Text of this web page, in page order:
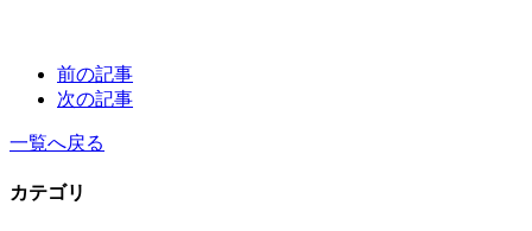
前の記事
次の記事
一覧へ戻る
カテゴリ